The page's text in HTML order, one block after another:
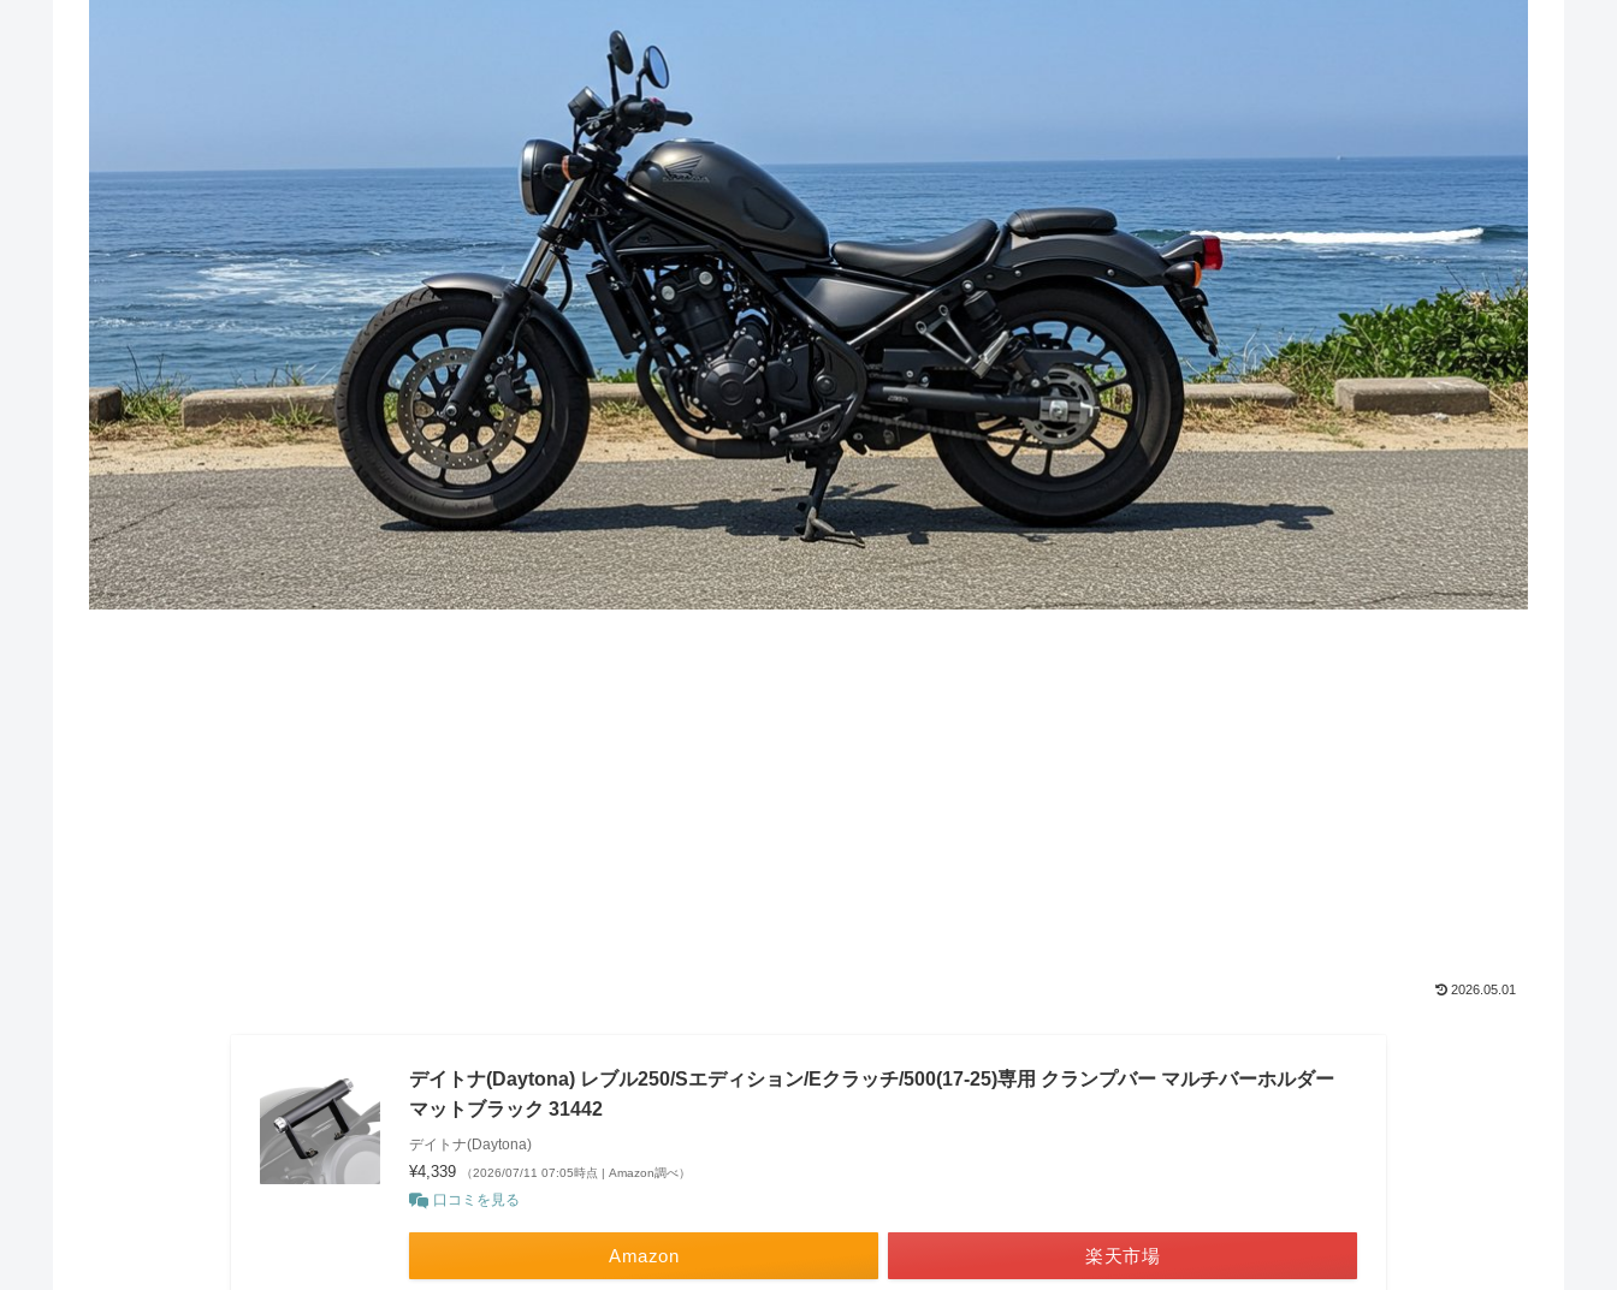
2026.05.01
デイトナ(Daytona) レブル250/Sエディション/Eクラッチ/500(17-25)専用 クランプバー マルチバーホルダー
マットブラック 31442
デイトナ(Daytona)
¥4,339 （2026/07/11 07:05時点 | Amazon調べ）
口コミを見る
Amazon 楽天市場